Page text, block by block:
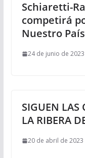
Schiaretti-
competirá
Nuestro
24 de junio de 2023
SIGUEN LAS
LA RIBERA
20 de abril de 2023